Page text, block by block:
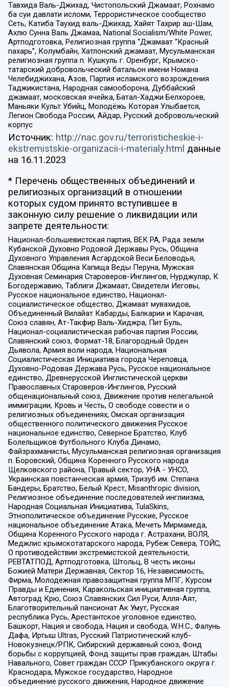
Тавхида Валь-Джихад, Чистопольский Джамаат, Рохнамо
ба суи давлати исломи, Террористическое сообщество
Сеть, Катиба Таухид валь-Джихад, Хайят Тахрир аш-Шам,
Ахлю Сунна Валь Джамаа, National Socialism/White Power,
Артподготовка, Религиозная группа “Джамаат “Красный
пахарь”, Колумбайн, Хатлонский джамаат, Мусульманская
религиозная группа п. Кушкуль г. Оренбург, Крымско-
татарский добровольческий батальон имени Номана
Челебиджихана, Азов, Партия исламского возрождения
Таджикистана, Народная самооборона, Дуббайский
джамаат, московская ячейка, Батал-Хаджи Белхороев,
Маньяки Культ Убийц, Молодёжь Которая Улыбается,
Легион Свобода России, Айдар, Русский добровольческий
корпус
Источник: http://nac.gov.ru/terroristicheskie-i-
ekstremistskie-organizacii-i-materialy.html данные
на 16.11.2023
* Перечень общественных объединений и
религиозных организаций в отношении
которых судом принято вступившее в
законную силу решение о ликвидации или
запрете деятельности:
Национал-большевистская партия, ВЕК РА, Рада земли
Кубанской Духовно Родовой Державы Русь, Община
Духовного Управления Асгардской Веси Беловодья,
Славянская Община Капища Веды Перуна, Мужская
Духовная Семинария Староверов-Инглингов, Нурджулар, К
Богодержавию, Таблиги Джамаат, Свидетели Иеговы,
Русское национальное единство, Национал-
социалистическое общество, Джамаат мувахидов,
Объединенный Вилайат Кабарды, Балкарии и Карачая,
Союз славян, Ат-Такфир Валь-Хиджра, Пит Буль,
Национал-социалистическая рабочая партия России,
Славянский союз, Формат-18, Благородный Орден
Дьявола, Армия воли народа, Национальная
Социалистическая Инициатива города Череповца,
Духовно-Родовая Держава Русь, Русское национальное
единство, Древнерусской Инглистической церкви
Православных Староверов-Инглингов, Русский
общенациональный союз, Движение против нелегальной
иммиграции, Кровь и Честь, О свободе совести и о
религиозных объединениях, Омская организация
общественного политического движения Русское
национальное единство, Северное Братство, Клуб
Болельщиков Футбольного Клуба Динамо,
Файзрахманисты, Мусульманская религиозная организация
п. Боровский, Община Коренного Русского народа
Щелковского района, Правый сектор, УНА - УНСО,
Украинская повстанческая армия, Тризуб им. Степана
Бандеры, Братство, Белый Крест, Misanthropic division,
Религиозное объединение последователей инглиизма,
Народная Социальная Инициатива, TulaSkins,
Этнополитическое объединение Русские, Русское
национальное объединение Атака, Мечеть Мирмамеда,
Община Коренного Русского народа г. Астрахани, ВОЛЯ,
Меджлис крымскотатарского народа, Рубеж Севера, ТОЙС,
О противодействии экстремистской деятельности,
РЕВТАТПОД, Артподготовка, Штольц, В честь иконы
Божией Матери Державная, Сектор 16, Независимость,
Фирма, Молодежная правозащитная группа МПГ, Курсом
Правды и Единения, Каракольская инициативная группа,
Автоград Крю, Союз Славянских Сил Руси, Алля-Аят,
Благотворительный пансионат Ак Умут, Русская
республика Русь, Арестантское уголовное единство,
Башкорт, Нация и свобода, Нация и свобода, W.H.С., Фалунь
Дафа, Иртыш Ultras, Русский Патриотический клуб-
Новокузнецк/РПК, Сибирский державный союз, Фонд
борьбы с коррупцией, Фонд защиты прав граждан, Штабы
Навального, Совет граждан СССР Прикубанского округа г.
Краснодара, Мужское государство, Народное
объединение русского движения, Народное движение